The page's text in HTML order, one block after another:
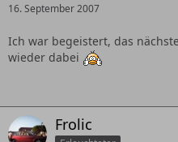
16. September 2007
Ich war begeistert, das
wieder dabei
Frolic